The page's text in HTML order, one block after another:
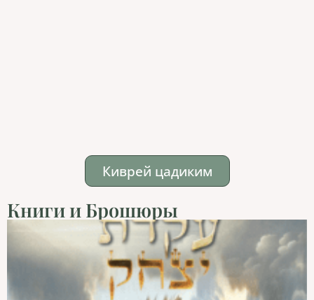
Киврей цадиким
Книги и Брошюры